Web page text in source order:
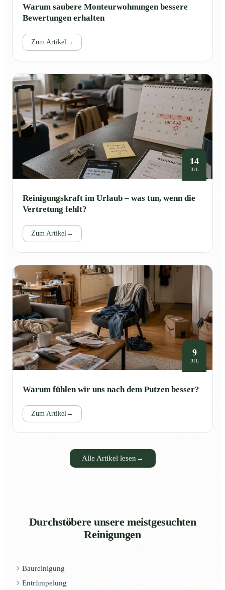
Warum saubere Monteurwohnungen bessere
Bewertungen erhalten
Zum Artikel →
14
JUL
Reinigungskraft im Urlaub – was tun, wenn die
Vertretung fehlt?
Zum Artikel →
9
JUL
Warum fühlen wir uns nach dem Putzen besser?
Zum Artikel →
Alle Artikel lesen →
Durchstöbere unsere meistgesuchten
Reinigungen
Baureinigung
Entrümpelung